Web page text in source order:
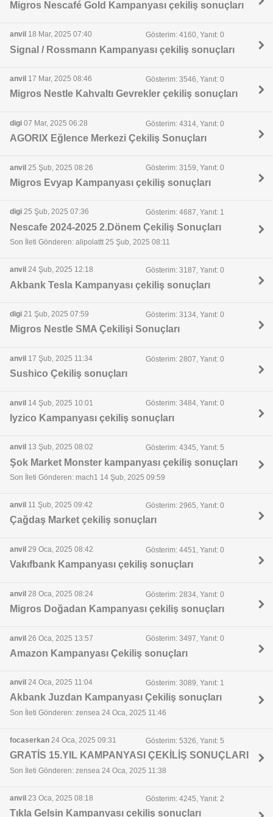
Migros Nescafé Gold Kampanyası çekiliş sonuçları
anvil 18 Mar, 2025 07:40 Gösterim: 4160, Yanıt: 0
Signal / Rossmann Kampanyası çekiliş sonuçları
anvil 17 Mar, 2025 08:46 Gösterim: 3546, Yanıt: 0
Migros Nestle Kahvaltı Gevrekler çekiliş sonuçları
digi 07 Mar, 2025 06:28 Gösterim: 4314, Yanıt: 0
AGORIX Eğlence Merkezi Çekiliş Sonuçları
anvil 25 Şub, 2025 08:26 Gösterim: 3159, Yanıt: 0
Migros Evyap Kampanyası çekiliş sonuçları
digi 25 Şub, 2025 07:36 Gösterim: 4687, Yanıt: 1
Nescafe 2024-2025 2.Dönem Çekiliş Sonuçları
Son İleti Gönderen: alipolattt 25 Şub, 2025 08:11
anvil 24 Şub, 2025 12:18 Gösterim: 3187, Yanıt: 0
Akbank Tesla Kampanyası çekiliş sonuçları
digi 21 Şub, 2025 07:59 Gösterim: 3134, Yanıt: 0
Migros Nestle SMA Çekilişi Sonuçları
anvil 17 Şub, 2025 11:34 Gösterim: 2807, Yanıt: 0
Sushico Çekiliş sonuçları
anvil 14 Şub, 2025 10:01 Gösterim: 3484, Yanıt: 0
Iyzico Kampanyası çekiliş sonuçları
anvil 13 Şub, 2025 08:02 Gösterim: 4345, Yanıt: 5
Şok Market Monster kampanyası çekiliş sonuçları
Son İleti Gönderen: mach1 14 Şub, 2025 09:59
anvil 11 Şub, 2025 09:42 Gösterim: 2965, Yanıt: 0
Çağdaş Market çekiliş sonuçları
anvil 29 Oca, 2025 08:42 Gösterim: 4451, Yanıt: 0
Vakıfbank Kampanyası çekiliş sonuçları
anvil 28 Oca, 2025 08:24 Gösterim: 2834, Yanıt: 0
Migros Doğadan Kampanyası çekiliş sonuçları
anvil 26 Oca, 2025 13:57 Gösterim: 3497, Yanıt: 0
Amazon Kampanyası Çekiliş sonuçları
anvil 24 Oca, 2025 11:04 Gösterim: 3089, Yanıt: 1
Akbank Juzdan Kampanyası Çekiliş sonuçları
Son İleti Gönderen: zensea 24 Oca, 2025 11:46
focaserkan 24 Oca, 2025 09:31 Gösterim: 5326, Yanıt: 5
GRATİS 15.YIL KAMPANYASI ÇEKİLİŞ SONUÇLARI
Son İleti Gönderen: zensea 24 Oca, 2025 11:38
anvil 23 Oca, 2025 08:18 Gösterim: 4245, Yanıt: 2
Tıkla Gelsin Kampanyası çekiliş sonuçları